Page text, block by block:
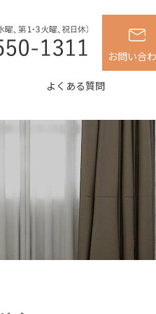
お問い合
よくある質問